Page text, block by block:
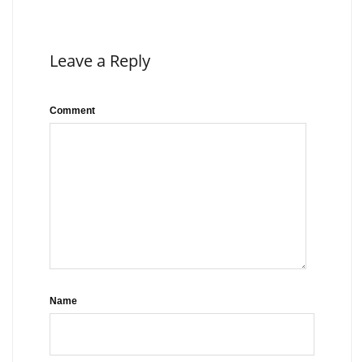
Leave a Reply
Comment
Name